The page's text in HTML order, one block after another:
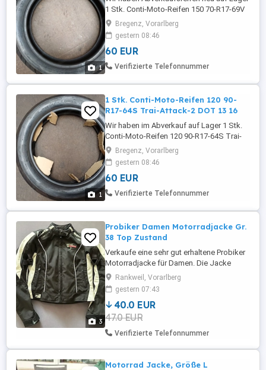
1
1 Stk. Conti-Moto-Reifen 150 70-R17-69V
Road-Attack-3 DOT 18 21 Preis Euro 60,00
Reifen können bei uns gegen Aufpreis
montiert werden
Bregenz, Vorarlberg
gestern 08:46
60 EUR
Verifizierte Telefonnummer
1
1 Stk. Conti-Moto-Reifen 120 90-
R17-64S Trai-Attack-2 DOT 13 16
Wir haben im Abverkauf auf Lager 1 Stk.
Conti-Moto-Reifen 120 90-R17-64S Trai-
Attack-2 DOT 13 16 Euro 60,00 Reifen
können bei uns gegen Aufpreis montiert
werden
Bregenz, Vorarlberg
gestern 08:46
60 EUR
Verifizierte Telefonnummer
3
Probiker Damen Motorradjacke Gr.
38 Top Zustand
Verkaufe eine sehr gut erhaltene Probiker
Motorradjacke für Damen. Die Jacke
wurde nur wenig getragen und befindet
sich in einem sehr gepflegten Zustand.
Ausstattung: * Größe 38 (fällt eher klein
aus) * Schwarz Weiß *
Belüftungsreißverschlüsse * Mehrere
Taschen * Verstellbare Ärmel *
Verbindungsreißverschluss ...
Rankweil, Vorarlberg
gestern 07:43
40.0 EUR
47.0 EUR
Verifizierte Telefonnummer
Motorrad Jacke, Größe L